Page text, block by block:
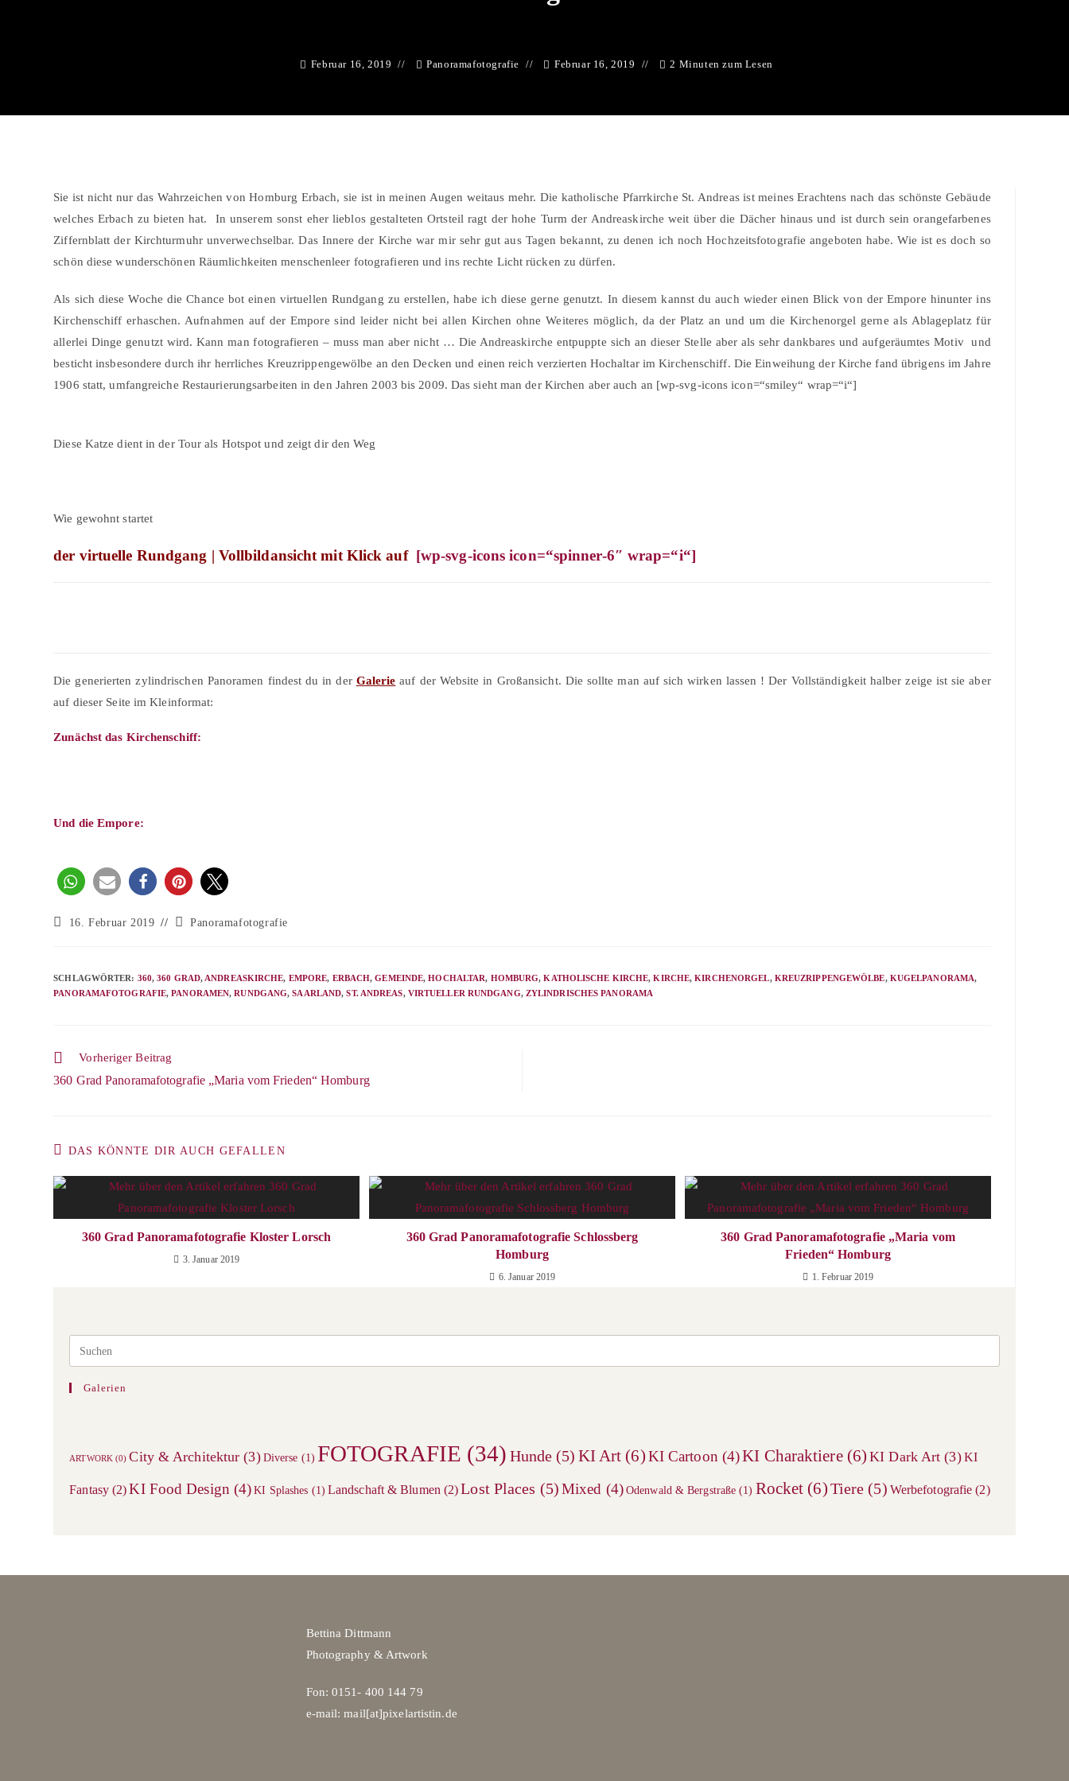
Februar 16, 2019 Panoramafotografie Februar 16, 2019 2 Minuten zum Lesen
Sie ist nicht nur das Wahrzeichen von Homburg Erbach, sie ist in meinen Augen weitaus mehr. Die katholische Pfarrkirche St. Andreas ist meines Erachtens nach das schönste Gebäude
welches Erbach zu bieten hat. In unserem sonst eher lieblos gestalteten Ortsteil ragt der hohe Turm der Andreaskirche weit über die Dächer hinaus und ist durch sein orangefarbenes
Ziffernblatt der Kirchturmuhr unverwechselbar. Das Innere der Kirche war mir sehr gut aus Tagen bekannt, zu denen ich noch Hochzeitsfotografie angeboten habe. Wie ist es doch so
schön diese wunderschönen Räumlichkeiten menschenleer fotografieren und ins rechte Licht rücken zu dürfen.
Als sich diese Woche die Chance bot einen virtuellen Rundgang zu erstellen, habe ich diese gerne genutzt. In diesem kannst du auch wieder einen Blick von der Empore hinunter ins
Kirchenschiff erhaschen. Aufnahmen auf der Empore sind leider nicht bei allen Kirchen ohne Weiteres möglich, da der Platz an und um die Kirchenorgel gerne als Ablageplatz für
allerlei Dinge genutzt wird. Kann man fotografieren – muss man aber nicht … Die Andreaskirche entpuppte sich an dieser Stelle aber als sehr dankbares und aufgeräumtes Motiv und
besticht insbesondere durch ihr herrliches Kreuzrippengewölbe an den Decken und einen reich verzierten Hochaltar im Kirchenschiff. Die Einweihung der Kirche fand übrigens im Jahre
1906 statt, umfangreiche Restaurierungsarbeiten in den Jahren 2003 bis 2009. Das sieht man der Kirchen aber auch an [wp-svg-icons icon=“smiley“ wrap=“i“]
Diese Katze dient in der Tour als Hotspot und zeigt dir den Weg
Wie gewohnt startet
der virtuelle Rundgang | Vollbildansicht mit Klick auf[wp-svg-icons icon=“spinner-6″ wrap=“i“]
Die generierten zylindrischen Panoramen findest du in der Galerie auf der Website in Großansicht. Die sollte man auf sich wirken lassen ! Der Vollständigkeit halber zeige ist sie aber
auf dieser Seite im Kleinformat:
Zunächst das Kirchenschiff:
Und die Empore:
1
Beitrag
16. Februar 2019
Beitrags-
Panoramafotografie
SCHLAGWÖRTER: 360, 360 GRAD, ANDREASKIRCHE, EMPORE, ERBACH, GEMEINDE, HOCHALTAR, HOMBURG, KATHOLISCHE KIRCHE, KIRCHE, KIRCHENORGEL, KREUZRIPPENGEWÖLBE, KUGELPANORAMA,
PANORAMAFOTOGRAFIE, PANORAMEN, RUNDGANG, SAARLAND, ST. ANDREAS, VIRTUELLER RUNDGANG, ZYLINDRISCHES PANORAMA
Weitere
ansehen
Vorheriger Beitrag
360 Grad Panoramafotografie „Maria vom Frieden“ Homburg
DAS KÖNNTE DIR AUCH GEFALLEN
360 Grad Panoramafotografie Kloster Lorsch
3. Januar 2019
360 Grad Panoramafotografie Schlossberg
Homburg
6. Januar 2019
360 Grad Panoramafotografie „Maria vom
Frieden“ Homburg
1. Februar 2019
Escape
Galerien
ARTWORK (0) City & Architektur (3) Diverse (1) FOTOGRAFIE (34) Hunde (5) KI Art (6)KI Cartoon (4)KI Charaktiere(6) KI Dark Art (3)KI
Fantasy(2)KI Food Design (4) KI Splashes (1) Landschaft & Blumen(2)Lost Places (5)Mixed (4)Odenwald & Bergstraße (1) Rocket (6)Tiere (5) Werbefotografie (2)
Bettina Dittmann
Photography & Artwork
Fon: 0151- 400 144 79
e-mail: mail[at]pixelartistin.de